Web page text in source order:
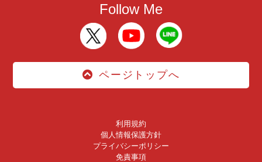
Follow Me
ページトップへ
利用規約
個人情報保護方針
プライバシーポリシー
免責事項